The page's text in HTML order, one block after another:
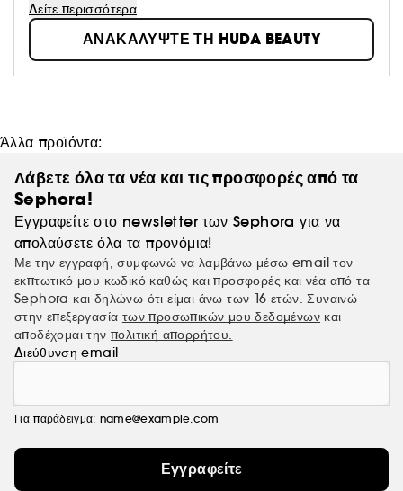
Huda Kattan, παγκοσμίου φήμης influencer με έδρα το
Ντουμπάι, ίδρυσε το εμπορικό σήμα Huda Beauty το
2013. Αυτό που ξεκίνησε ως πάθος έχει πλέον εξελιχθεί σε
διεθνή επιτυχία. Η Huda θέτει τα υψηλά της πρότυπα
στην υπηρεσία της ανάπτυξης των προϊόντων της,
με το στυλ τους.
Δείτε περισσότερα
ΑΝΑΚΑΛΥΨΤΕ ΤΗ HUDA BEAUTY
Άλλα προϊόντα:
Λάβετε όλα τα νέα και τις προσφορές από τα
Sephora!
Εγγραφείτε στο newsletter των Sephora για να
απολαύσετε όλα τα προνόμια!
Με την εγγραφή, συμφωνώ να λαμβάνω μέσω email τον
εκπτωτικό μου κωδικό καθώς και προσφορές και νέα από τα
Sephora και δηλώνω ότι είμαι άνω των 16 ετών. Συναινώ
στην επεξεργασία των προσωπικών μου δεδομένων και
αποδέχομαι την πολιτική απορρήτου.
Διεύθυνση email
Για παράδειγμα: name@example.com
Εγγραφείτε